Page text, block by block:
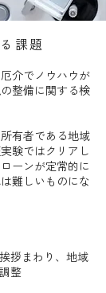
課題
介でノウハウが
整備に関する検
有者である地域
験ではクリアし
ーンが定常的に
難しいものにな
拶まわり、地域
整